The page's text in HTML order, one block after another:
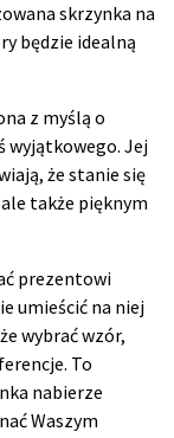
skrzynka na
będzie idealną
z myślą o
wyjątkowego. Jej
że stanie się
także pięknym
prezentowi
umieścić na niej
wybrać wzór,
To
nabierze
Waszym